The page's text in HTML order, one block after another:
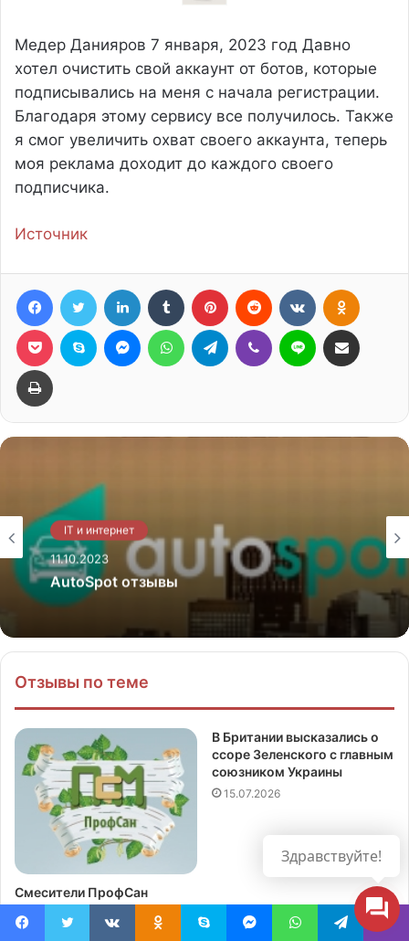
Медер Данияров 7 января, 2023 год Давно
хотел очистить свой аккаунт от ботов, которые
подписывались на меня с начала регистрации.
Благодаря этому сервису все получилось. Также
я смог увеличить охват своего аккаунта, теперь
моя реклама доходит до каждого своего
подписчика.
Источник
FacebookTwitter LinkedIn Tumblr Pinterest Reddit Вконтакте
Фрезеровка
Skype MessengerWhatsAppTelegram Viber Line
Печатать
IT и интернет
11.10.2023
AutoSpot отзывы
Отзывы по теме
Смесители ПрофСан
20.09.2023
В Британии высказались о
ссоре Зеленского с главным
союзником Украины
15.07.2026
Здравствуйте!